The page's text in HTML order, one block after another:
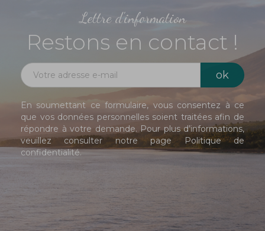
Lettre d'information
Restons en contact !
En soumettant ce formulaire, vous consentez à ce
que vos données personnelles soient traitées afin de
répondre à votre demande. Pour plus d’informations,
veuillez consulter notre page Politique de
confidentialité.